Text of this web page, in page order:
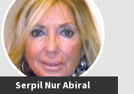
Serpil Nur Abiral